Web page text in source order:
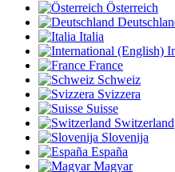
Österreich
Italia
France
Schweiz
Svizzera
Suisse
Switzerland
Slovenija
España
Magyar